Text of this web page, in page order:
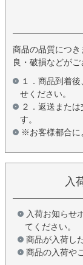
商品の品質につ
良・破損などがご
１．商品到着
せください。
２．返送また
す。
※お客様都合に
入
入荷お知らせ
てください。
商品が入荷し
商品の入荷や